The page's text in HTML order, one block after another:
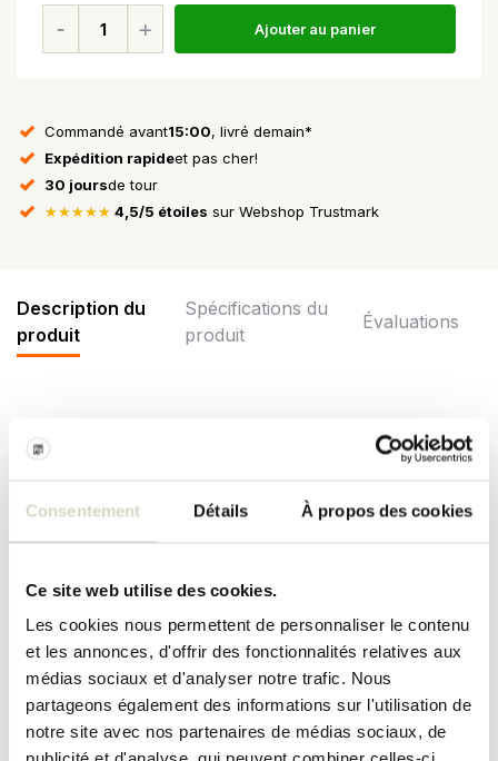
Consentement Détails À propos des cookies
Ce site web utilise des cookies.
Les cookies nous permettent de personnaliser le contenu
et les annonces, d'offrir des fonctionnalités relatives aux
médias sociaux et d'analyser notre trafic. Nous
partageons également des informations sur l'utilisation de
notre site avec nos partenaires de médias sociaux, de
Ajouter au panier
Commandé avant15:00, livré demain*
Expédition rapideet pas cher!
30 joursde tour
★★★★★ 4,5/5 étoiles sur Webshop Trustmark
Description du
produit
Spécifications du
produit
Évaluations
avec une touche folle pour les fêtards et les éclectiques.
SPÉCIFICATIONS DU PRODUIT
Numéro d'article 11291
SKU 11291